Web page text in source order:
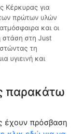
Κέρκυρας για
των πρώτων υλών
και οι
στάση στη Just
τη
υγιεινή και
παρακάτω
έχουν πρόσβαση